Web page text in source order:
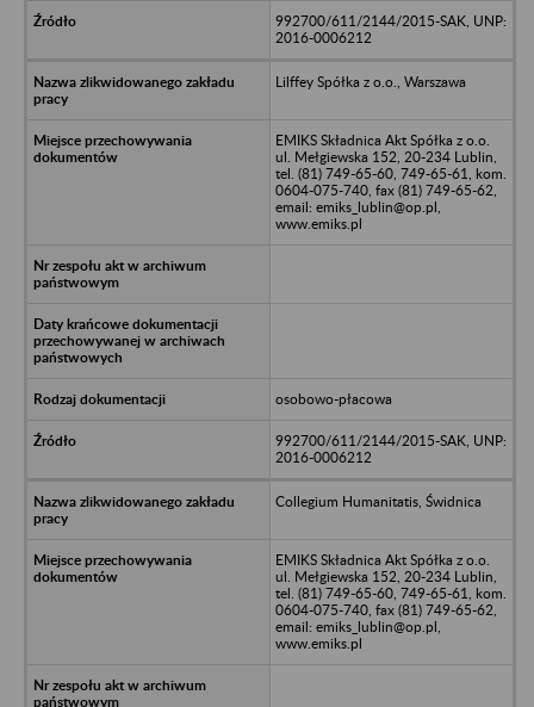
992700/611/2144/2015-SAK, UNP:
2016-0006212
Lilffey Spółka z o.o., Warszawa
EMIKS Składnica Akt Spółka z o.o.
ul. Mełgiewska 152, 20-234 Lublin,
tel. (81) 749-65-60, 749-65-61, kom.
0604-075-740, fax (81) 749-65-62,
email: emiks_lublin@op.pl,
www.emiks.pl
osobowo-płacowa
992700/611/2144/2015-SAK, UNP:
2016-0006212
Collegium Humanitatis, Świdnica
EMIKS Składnica Akt Spółka z o.o.
ul. Mełgiewska 152, 20-234 Lublin,
tel. (81) 749-65-60, 749-65-61, kom.
0604-075-740, fax (81) 749-65-62,
email: emiks_lublin@op.pl,
www.emiks.pl